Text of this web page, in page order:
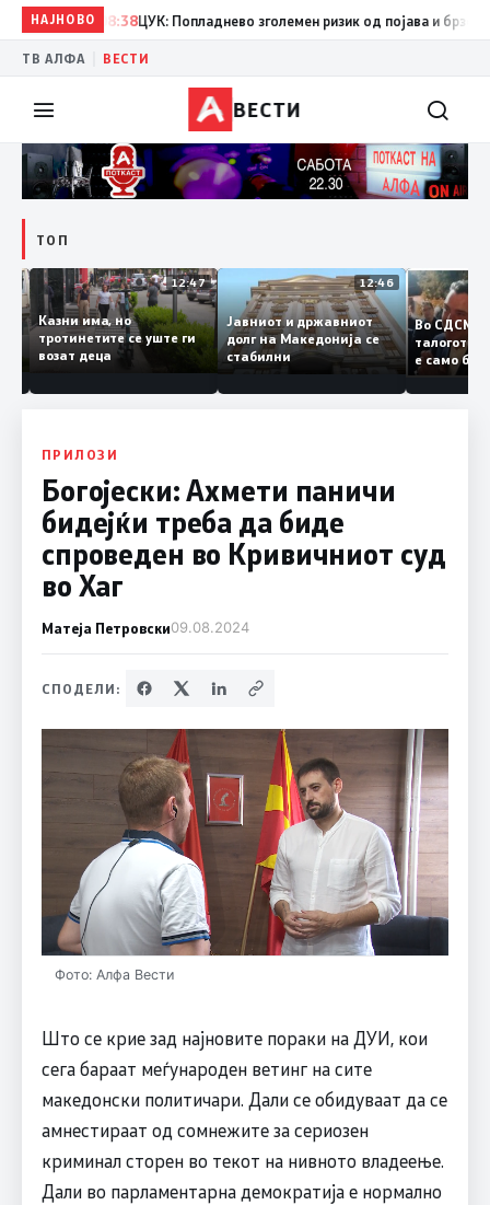
НАЈНОВО
08:38 ЦУК: Попладнево зголемен ризик од појава и брзо
ТВ АЛФА ВЕСТИ
ВЕСТИ
ТОП
12:50
и
12:47
Казни има, но
тротинетите се уште ги
возат деца
12:46
Јавниот и државниот
долг на Македонија се
стабилни
Во
е само
копија
Заев
ПРИЛОЗИ
Богојески: Ахмети паничи
бидејќи треба да биде
спроведен во Кривичниот суд
во Хаг
Матеја Петровски09.08.2024
СПОДЕЛИ:
Фото: Алфа Вести
Што се крие зад најновите пораки на ДУИ, кои
сега бараат меѓународен ветинг на сите
македонски политичари. Дали се обидуваат да се
амнестираат од сомнежите за сериозен
криминал сторен во текот на нивното владеење.
Дали во парламентарна демократија е нормално